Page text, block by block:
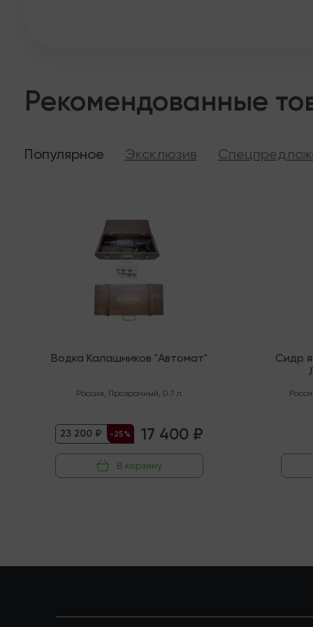
Рекомендованные
Популярное Эксклюзив
Водка Калашников "Автомат"
Россия, Прозрачный, 0.7 л
23 200 ₽ -25% 17 400 ₽
В корзину
Сидр